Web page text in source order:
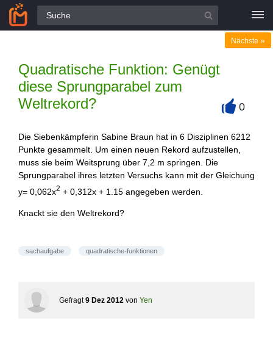
Alle Fragen
Quadratische Funktion: Genügt
diese Sprungparabel zum
Weltrekord?
Nächste »
0
Die Siebenkämpferin Sabine Braun hat in 6 Disziplinen 6212
Punkte gesammelt. Um einen neuen Rekord aufzustellen,
muss sie beim Weitsprung über 7,2 m springen. Die
Sprungparabel ihres letzten Versuchs kann mit der Gleichung
y= 0,062x2 + 0,312x + 1.15 angegeben werden.
Knackt sie den Weltrekord?
sachaufgabe quadratische-funktionen
Gefragt 9 Dez 2012 von Yen